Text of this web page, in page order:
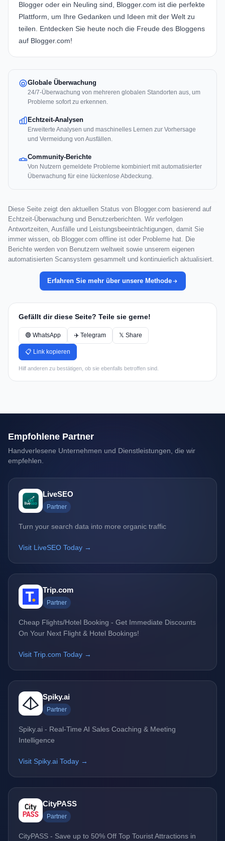
Blogger oder ein Neuling sind, Blogger.com ist die perfekte
Plattform, um Ihre Gedanken und Ideen mit der Welt zu
teilen. Entdecken Sie heute noch die Freude des Bloggens
auf Blogger.com!
Globale Überwachung
24/7-Überwachung von mehreren globalen Standorten aus, um
Probleme sofort zu erkennen.
Echtzeit-Analysen
Erweiterte Analysen und maschinelles Lernen zur Vorhersage
und Vermeidung von Ausfällen.
Community-Berichte
Von Nutzern gemeldete Probleme kombiniert mit automatisierter
Überwachung für eine lückenlose Abdeckung.
Diese Seite zeigt den aktuellen Status von Blogger.com basierend auf
Echtzeit-Überwachung und Benutzerberichten. Wir verfolgen
Antwortzeiten, Ausfälle und Leistungsbeeinträchtigungen, damit Sie
immer wissen, ob Blogger.com offline ist oder Probleme hat. Die
Berichte werden von Benutzern weltweit sowie unserem eigenen
automatisierten Scansystem gesammelt und kontinuierlich aktualisiert.
Erfahren Sie mehr über unsere Methode
Gefällt dir diese Seite? Teile sie gerne!
🟢 WhatsApp ✈️ Telegram 𝕏 Share
📋 Link kopieren
Hilf anderen zu bestätigen, ob sie ebenfalls betroffen sind.
Empfohlene Partner
Handverlesene Unternehmen und Dienstleistungen, die wir
empfehlen.
LiveSEO
Partner
Turn your search data into more organic traffic
Visit LiveSEO Today →
Trip.com
Partner
Cheap Flights/Hotel Booking - Get Immediate Discounts
On Your Next Flight & Hotel Bookings!
Visit Trip.com Today →
Spiky.ai
Partner
Spiky.ai - Real-Time AI Sales Coaching & Meeting
Intelligence
Visit Spiky.ai Today →
CityPASS
Partner
CityPASS - Save up to 50% Off Top Tourist Attractions in